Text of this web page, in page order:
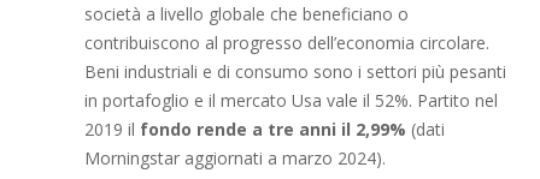
società a livello globale che beneficiano o
contribuiscono al progresso dell’economia circolare.
Beni industriali e di consumo sono i settori più pesanti
in portafoglio e il mercato Usa vale il 52%. Partito nel
2019 il fondo rende a tre anni il 2,99% (dati
Morningstar aggiornati a marzo 2024).